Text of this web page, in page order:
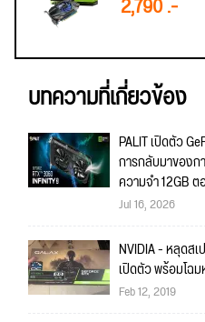
บทความที่เกี่ยวข้อง
PALIT เปิดตัว
การกลับมาของ
ความจำ 12GB ต
Jul 16, 2026
NVIDIA - หลุดส
เปิดตัว พร้อมโฉม
Feb 12, 2019